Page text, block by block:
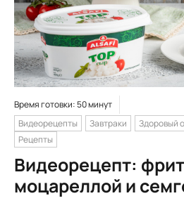
Время готовки: 50 минут
Видеорецепты
Завтраки Здоровый
Рецепты
Видеорецепт:
моцареллой и